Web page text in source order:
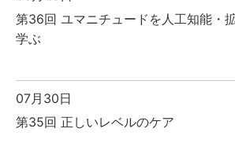
第36回 ユマニチュードを人工知能・
学ぶ
07月30日
第35回 正しいレベルのケア